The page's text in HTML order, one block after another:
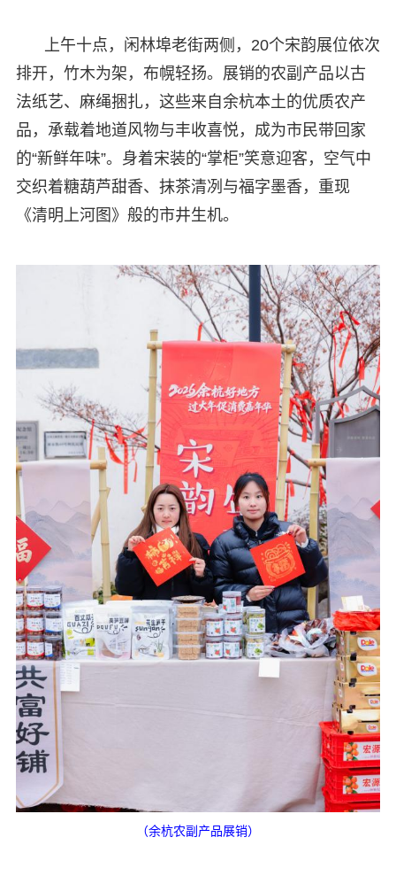
上午十点，闲林埠老街两侧，20个宋韵展位依次
排开，竹木为架，布幌轻扬。展销的农副产品以古
法纸艺、麻绳捆扎，这些来自余杭本土的优质农产
品，承载着地道风物与丰收喜悦，成为市民带回家
的“新鲜年味”。身着宋装的“掌柜”笑意迎客，空气中
交织着糖葫芦甜香、抹茶清冽与福字墨香，重现
《清明上河图》般的市井生机。
（余杭农副产品展销）